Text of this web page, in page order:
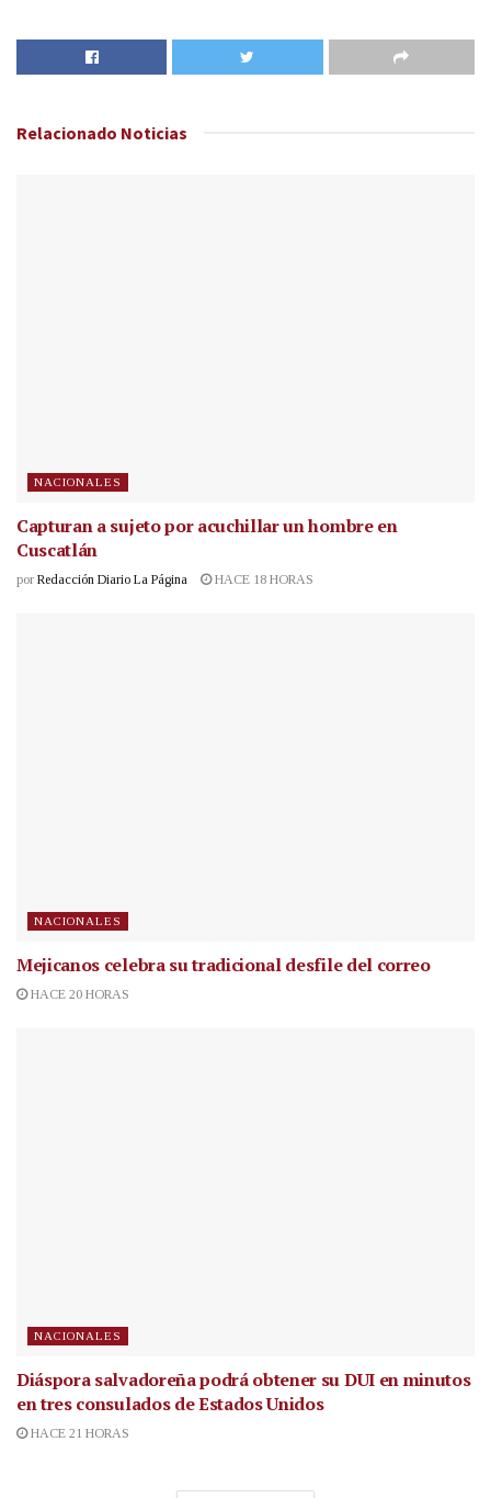
Relacionado Noticias
NACIONALES
Capturan a sujeto por acuchillar un hombre en
Cuscatlán
por Redacción Diario La Página HACE 18 HORAS
NACIONALES
Mejicanos celebra su tradicional desfile del correo
HACE 20 HORAS
NACIONALES
Diáspora salvadoreña podrá obtener su DUI en minutos
en tres consulados de Estados Unidos
HACE 21 HORAS